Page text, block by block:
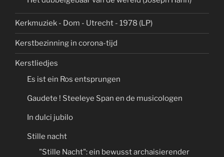
Kerkmuziek - Dom - Utrecht - 1978 (LP)
Kerstbezinning in corona-tijd
Kerstliedjes
Es ist ein Ros entsprungen
Gaudete ! Steeleye Span en de musicologen
In dulci jubilo
Stille nacht
"Stille Nacht": ein bewusst archaisierender